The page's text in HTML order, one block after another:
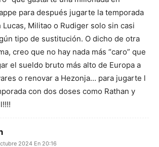
para después jugarte la temporada
Lucas, Militao o Rudiger solo sin casi
tipo de sustitución. O dicho de otra
creo que no hay nada más “caro” que
el sueldo bruto más alto de Europa a
o renovar a Hezonja… para jugarte l
con dos doses como Rathan y
2024 En 20:16